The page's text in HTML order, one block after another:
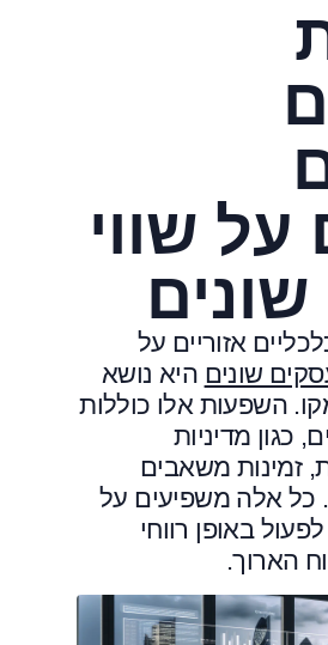
על שווי
אזוריים על
שונים היא נושא
השפעות אלו כוללות
כגון מדיניות
זמינות משאבים
כל אלה משפיעים על
באופן רווחי
הארוך.